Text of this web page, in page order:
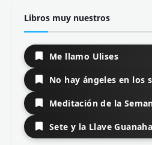
Libros muy nuestros
Me llamo Ulises
No hay ángeles en los
Meditación de la
Sete y la Llave